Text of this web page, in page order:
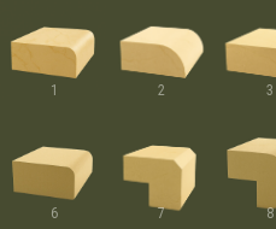
1 2 3
8
7
6